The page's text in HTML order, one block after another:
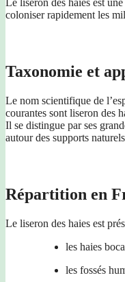
coloniser rapidement les
Taxonomie et
Le nom scientifique de
courantes sont liseron des
Il se distingue par ses
autour des supports
Répartition en
Le liseron des haies est
les haies
les fossés